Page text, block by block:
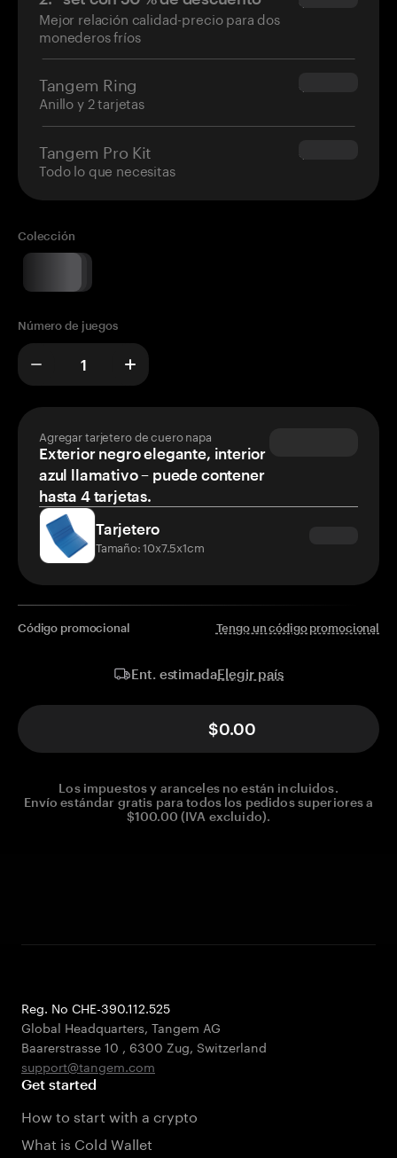
Mejor relación calidad-precio para dos
monederos fríos
Tangem Ring
Anillo y 2 tarjetas
$160.00
Tangem Pro Kit
Todo lo que necesitas
$180.00
Colección
Número de juegos
Agregar tarjetero de cuero napa
Exterior negro elegante, interior
azul llamativo – puede contener
hasta 4 tarjetas.
Tarjetero
Tamaño: 10x7.5x1cm
Código promocional Tengo un código promocional
Ent. estimadaElegir país
$0.00
Los impuestos y aranceles no están incluidos.
Envío estándar gratis para todos los pedidos superiores a
$100.00 (IVA excluido).
Reg. No CHE-390.112.525
Global Headquarters, Tangem AG
Baarerstrasse 10 , 6300 Zug, Switzerland
support@tangem.com
Get started
How to start with a crypto
What is Cold Wallet